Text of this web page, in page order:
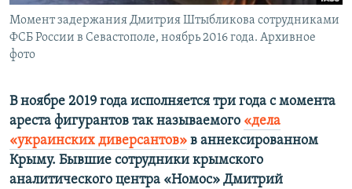
Момент задержания Дмитрия Штыбликова сотрудниками
ФСБ России в Севастополе, ноябрь 2016 года. Архивное
фото
В ноябре 2019 года исполняется три года с момента
ареста фигурантов так называемого «дела
«украинских диверсантов» в аннексированном
Крыму. Бывшие сотрудники крымского
аналитического центра «Номос» Дмитрий